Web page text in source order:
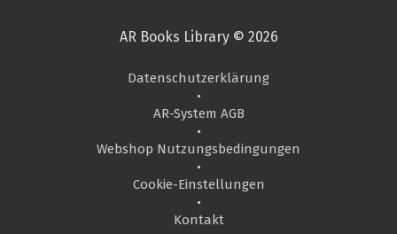
AR Books Library © 2026
Datenschutzerklärung
•
AR-System AGB
•
Webshop Nutzungsbedingungen
•
Cookie-Einstellungen
•
Kontakt